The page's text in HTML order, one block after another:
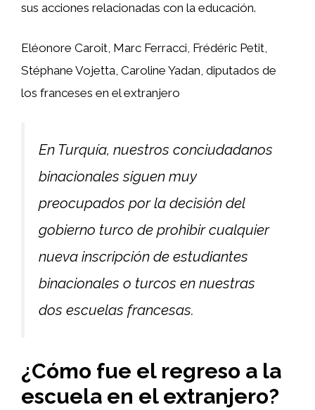
sus acciones relacionadas con la educación.
Eléonore Caroit, Marc Ferracci, Frédéric Petit,
Stéphane Vojetta, Caroline Yadan, diputados de
los franceses en el extranjero
En Turquía, nuestros conciudadanos
binacionales siguen muy
preocupados por la decisión del
gobierno turco de prohibir cualquier
nueva inscripción de estudiantes
binacionales o turcos en nuestras
dos escuelas francesas.
¿Cómo fue el regreso a la
escuela en el extranjero?